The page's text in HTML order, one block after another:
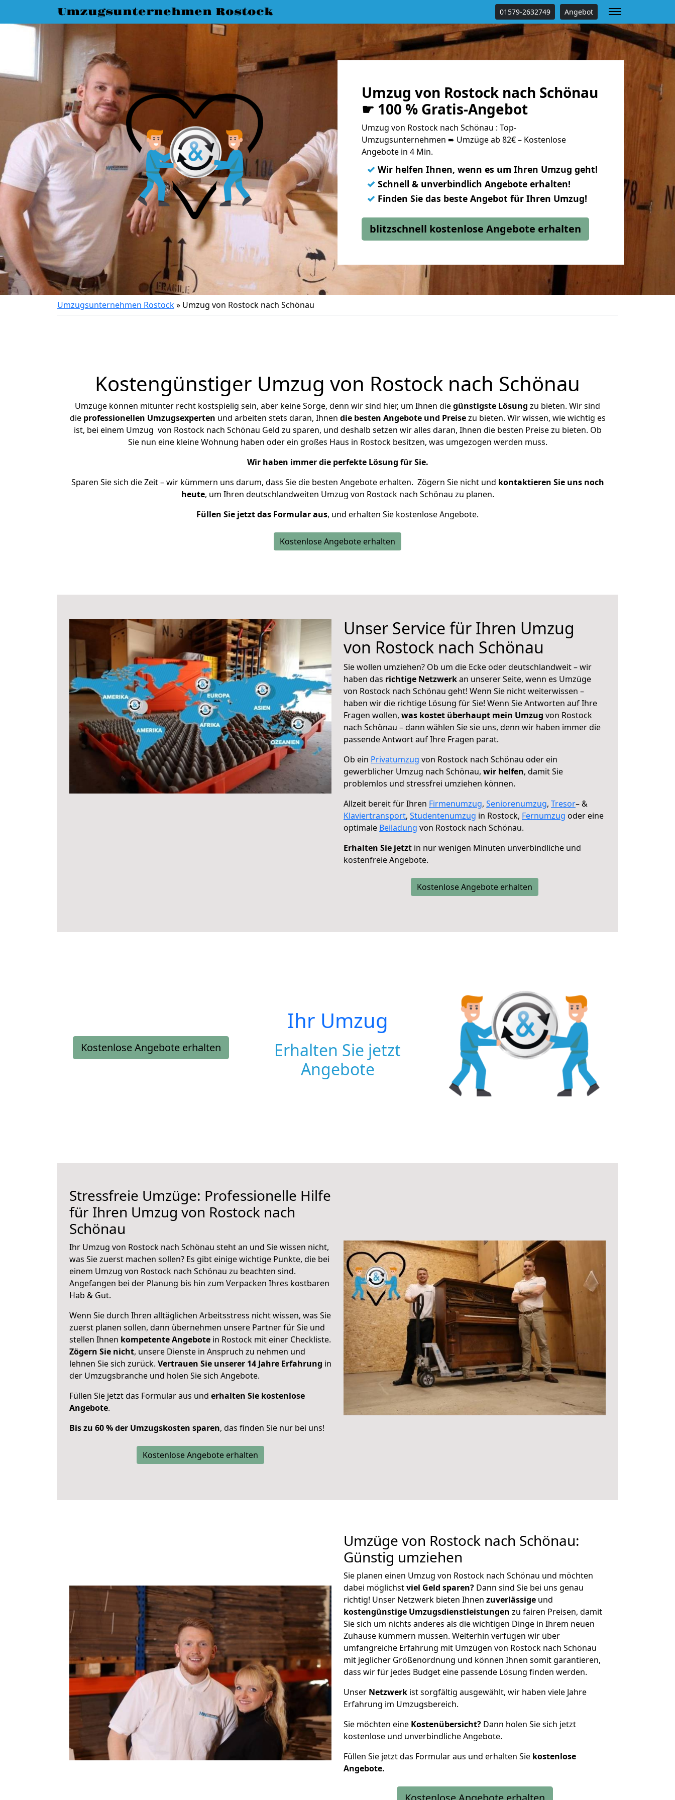
Umzugsunternehmen Rostock 01579-2632749 Angebot
Umzug von Rostock nach Schönau
☛ 100 % Gratis-Angebot
Umzug von Rostock nach Schönau : Top-
Umzugsunternehmen ➨ Umzüge ab 82€ – Kostenlose
Angebote in 4 Min.
✓ Wir helfen Ihnen, wenn es um Ihren Umzug geht!
✓ Schnell & unverbindlich Angebote erhalten!
✓ Finden Sie das beste Angebot für Ihren Umzug!
blitzschnell kostenlose Angebote erhalten
Umzugsunternehmen Rostock» Umzug von Rostock nach Schönau
Kostengünstiger Umzug von Rostock nach Schönau
Umzüge können mitunter recht kostspielig sein, aber keine Sorge, denn wir sind hier, um Ihnen diegünstigste Lösung zu bieten. Wir sind
die professionellen Umzugsexperten und arbeiten stets daran, Ihnen die besten Angebote und Preisezu bieten. Wir wissen, wie wichtig es
ist, bei einem Umzug von Rostock nach Schönau Geld zu sparen, und deshalb setzen wir alles daran, Ihnen die besten Preise zu bieten. Ob
Sie nun eine kleine Wohnung haben oder ein großes Haus in Rostock besitzen, was umgezogen werden muss.
Wir haben immer die perfekte Lösung für Sie.
Sparen Sie sich die Zeit – wir kümmern uns darum, dass Sie die besten Angebote erhalten. Zögern Sie nicht und kontaktieren Sie uns noch
heute, um Ihren deutschlandweiten Umzug von Rostock nach Schönau zu planen.
Füllen Sie jetzt das Formular aus, und erhalten Sie kostenlose Angebote.
Kostenlose Angebote erhalten
Unser Service für Ihren Umzug
von Rostock nach Schönau
Sie wollen umziehen? Ob um die Ecke oder deutschlandweit – wir
haben das richtige Netzwerkan unserer Seite, wenn es Umzüge
von Rostock nach Schönau geht! Wenn Sie nicht weiterwissen –
haben wir die richtige Lösung für Sie! Wenn Sie Antworten auf Ihre
Fragen wollen, was kostet überhaupt mein Umzug von Rostock
nach Schönau – dann wählen Sie sie uns, denn wir haben immer die
passende Antwort auf Ihre Fragen parat.
Ob ein Privatumzug von Rostock nach Schönau oder ein
gewerblicher Umzug nach Schönau, wir helfen, damit Sie
problemlos und stressfrei umziehen können.
Allzeit bereit für Ihren Firmenumzug, Seniorenumzug, Tresor– &
Klaviertransport, Studentenumzug in Rostock, Fernumzug oder eine
optimale Beiladung von Rostock nach Schönau.
Erhalten Sie jetzt in nur wenigen Minuten unverbindliche und
kostenfreie Angebote.
Kostenlose Angebote erhalten
Kostenlose Angebote erhalten
Ihr Umzug
Erhalten Sie jetzt
Angebote
Stressfreie Umzüge: Professionelle Hilfe
für Ihren Umzug von Rostock nach
Schönau
Ihr Umzug von Rostock nach Schönau steht an und Sie wissen nicht,
was Sie zuerst machen sollen? Es gibt einige wichtige Punkte, die bei
einem Umzug von Rostock nach Schönau zu beachten sind.
Angefangen bei der Planung bis hin zum Verpacken Ihres kostbaren
Hab & Gut.
Wenn Sie durch Ihren alltäglichen Arbeitsstress nicht wissen, was Sie
zuerst planen sollen, dann übernehmen unsere Partner für Sie und
stellen Ihnen kompetente Angebote in Rostock mit einer Checkliste.
Zögern Sie nicht, unsere Dienste in Anspruch zu nehmen und
lehnen Sie sich zurück. Vertrauen Sie unserer 14 Jahre Erfahrung in
der Umzugsbranche und holen Sie sich Angebote.
Füllen Sie jetzt das Formular aus und erhalten Sie kostenlose
Angebote.
Bis zu 60 % der Umzugskosten sparen, das finden Sie nur bei uns!
Kostenlose Angebote erhalten
Umzüge von Rostock nach Schönau:
Günstig umziehen
Sie planen einen Umzug von Rostock nach Schönau und möchten
dabei möglichstviel Geld sparen? Dann sind Sie bei uns genau
richtig! Unser Netzwerk bieten Ihnen zuverlässige und
kostengünstige Umzugsdienstleistungen zu fairen Preisen, damit
Sie sich um nichts anderes als die wichtigen Dinge in Ihrem neuen
Zuhause kümmern müssen. Weiterhin verfügen wir über
umfangreiche Erfahrung mit Umzügen von Rostock nach Schönau
mit jeglicher Größenordnung und können Ihnen somit garantieren,
dass wir für jedes Budget eine passende Lösung finden werden.
Unser Netzwerk ist sorgfältig ausgewählt, wir haben viele Jahre
Erfahrung im Umzugsbereich.
Sie möchten eine Kostenübersicht? Dann holen Sie sich jetzt
kostenlose und unverbindliche Angebote.
Füllen Sie jetzt das Formular aus und erhalten Sie kostenlose
Angebote.